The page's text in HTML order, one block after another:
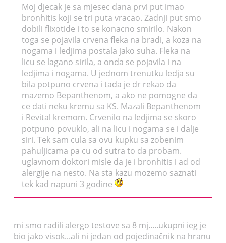
Moj djecak je sa mjesec dana prvi put imao
bronhitis koji se tri puta vracao. Zadnji put smo
dobili flixotide i to se konacno smirilo. Nakon
toga se pojavila crvena fleka na bradi, a koza na
nogama i ledjima postala jako suha. Fleka na
licu se lagano sirila, a onda se pojavila i na
ledjima i nogama. U jednom trenutku ledja su
bila potpuno crvena i tada je dr rekao da
mazemo Bepanthenom, a ako ne pomogne da
ce dati neku kremu sa KS. Mazali Bepanthenom
i Revital kremom. Crvenilo na ledjima se skoro
potpuno povuklo, ali na licu i nogama se i dalje
siri. Tek sam cula sa ovu kupku sa zobenim
pahuljicama pa cu od sutra to da probam.
uglavnom doktori misle da je i bronhitis i ad od
alergije na nesto. Na sta kazu mozemo saznati
tek kad napuni 3 godine
mi smo radili alergo testove sa 8 mj.....ukupni ieg je
bio jako visok...ali ni jedan od pojedinačnik na hranu